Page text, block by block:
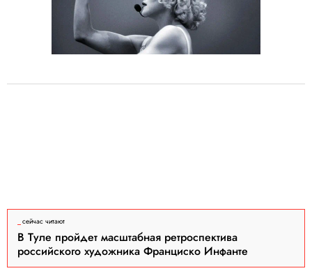
сейчас читают
В Туле пройдет масштабная ретроспектива
российского художника Франциско Инфанте